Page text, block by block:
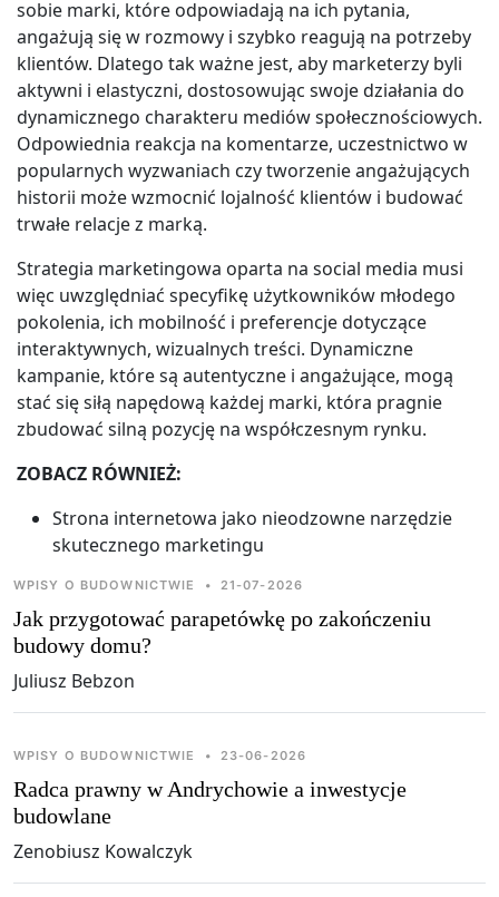
sobie marki, które odpowiadają na ich pytania,
angażują się w rozmowy i szybko reagują na potrzeby
klientów. Dlatego tak ważne jest, aby marketerzy byli
aktywni i elastyczni, dostosowując swoje działania do
dynamicznego charakteru mediów społecznościowych.
Odpowiednia reakcja na komentarze, uczestnictwo w
popularnych wyzwaniach czy tworzenie angażujących
historii może wzmocnić lojalność klientów i budować
trwałe relacje z marką.
Strategia marketingowa oparta na social media musi
więc uwzględniać specyfikę użytkowników młodego
pokolenia, ich mobilność i preferencje dotyczące
interaktywnych, wizualnych treści. Dynamiczne
kampanie, które są autentyczne i angażujące, mogą
stać się siłą napędową każdej marki, która pragnie
zbudować silną pozycję na współczesnym rynku.
ZOBACZ RÓWNIEŻ:
Strona internetowa jako nieodzowne narzędzie
skutecznego marketingu
WPISY O BUDOWNICTWIE • 21-07-2026
Jak przygotować parapetówkę po zakończeniu
budowy domu?
Juliusz Bebzon
WPISY O BUDOWNICTWIE • 23-06-2026
Radca prawny w Andrychowie a inwestycje
budowlane
Zenobiusz Kowalczyk